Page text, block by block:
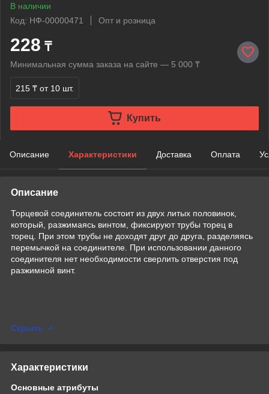
В наличии
Код: НФ-00000471
Опт и розница
228 ₸
Минимальная сумма заказа на сайте — 5 000 ₸
215 ₸ от 10 шт.
Купить
Описание Характеристики Доставка Оплата
Описание
Торцевой соединитель состоит из двух литых половинок,
который, разжимаясь винтом, фиксируют трубы торец в
торец. При этом трубы не доходят друг до друга, разделяясь
перемычкой на соединителе. При использовании данного
соединителя нет необходимости сверлить отверстия под
разжимной винт.
Скрыть
Характеристики
Основные атрибуты